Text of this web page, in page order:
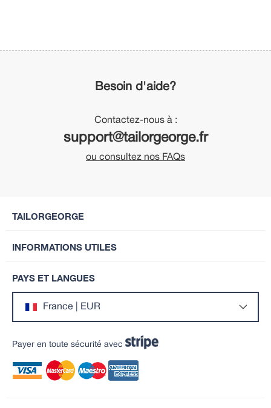
Besoin d'aide?
Contactez-nous à :
support@tailorgeorge.fr
ou consultez nos FAQs
TAILORGEORGE
INFORMATIONS UTILES
PAYS ET LANGUES
France | EUR
Payer en toute sécurité avec